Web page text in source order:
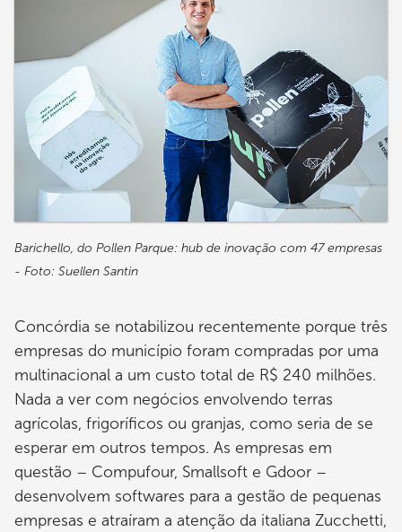
Barichello, do Pollen Parque: hub de inovação com 47 empresas
- Foto: Suellen Santin
Concórdia se notabilizou recentemente porque três
empresas do município foram compradas por uma
multinacional a um custo total de R$ 240 milhões.
Nada a ver com negócios envolvendo terras
agrícolas, frigoríficos ou granjas, como seria de se
esperar em outros tempos. As empresas em
questão – Compufour, Smallsoft e Gdoor –
desenvolvem softwares para a gestão de pequenas
empresas e atraíram a atenção da italiana Zucchetti,